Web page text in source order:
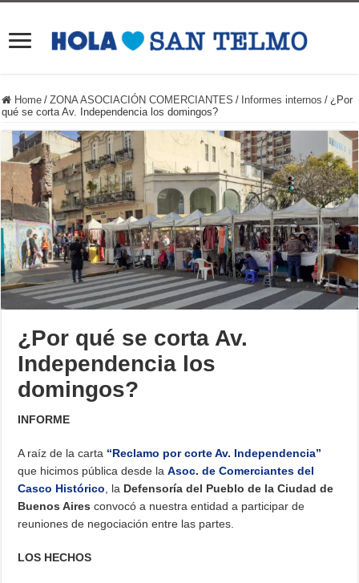
Home / ZONA ASOCIACIÓN COMERCIANTES / Informes internos / ¿Por
qué se corta Av. Independencia los domingos?
¿Por qué se corta Av.
Independencia los
domingos?
INFORME
A raíz de la carta “Reclamo por corte Av. Independencia”
que hicimos pública desde laAsoc. de Comerciantes del
Casco Histórico , la Defensoría del Pueblo de la Ciudad de
Buenos Aires convocó a nuestra entidad a participar de
reuniones de negociación entre las partes.
LOS HECHOS